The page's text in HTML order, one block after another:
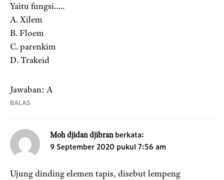
Yaitu fungsi…..
A. Xilem
B. Floem
C. parenkim
D. Trakeid
Jawaban: A
BALAS
Moh djidan djibran berkata:
9 September 2020 pukul 7:56 am
Ujung dinding elemen tapis, disebut lempeng